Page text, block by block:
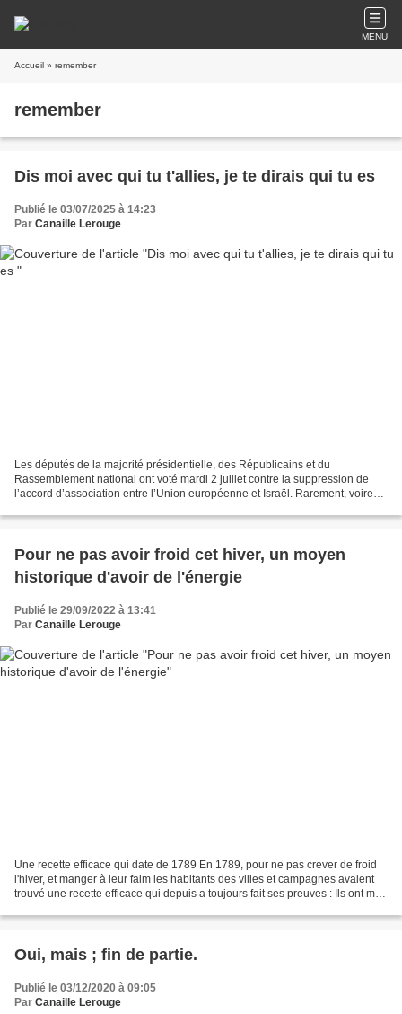
MENU
Accueil » remember
remember
Dis moi avec qui tu t'allies, je te dirais qui tu es
Publié le 03/07/2025 à 14:23
Par Canaille Lerouge
Les députés de la majorité présidentielle, des Républicains et du
Rassemblement national ont voté mardi 2 juillet contre la suppression de
l’accord d’association entre l’Union européenne et Israël. Rarement, voire
Pour ne pas avoir froid cet hiver, un moyen
historique d'avoir de l'énergie
Publié le 29/09/2022 à 13:41
Par Canaille Lerouge
Une recette efficace qui date de 1789 En 1789, pour ne pas crever de froid
l'hiver, et manger à leur faim les habitants des villes et campagnes avaient
trouvé une recette efficace qui depuis a toujours fait ses preuves : Ils ont mis
Oui, mais ; fin de partie.
Publié le 03/12/2020 à 09:05
Par Canaille Lerouge